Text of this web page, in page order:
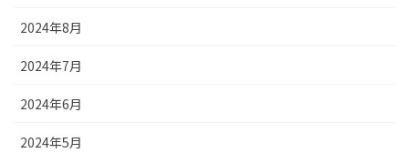
2024年8月
2024年7月
2024年6月
2024年5月